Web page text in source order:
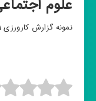
علوم
نمونه گزارش کارورزی 1 یک دبیری علوم اجتماعی دانشگاه فرهنگیان